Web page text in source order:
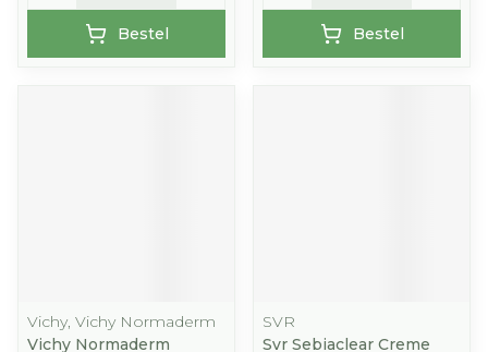
Bestel Bestel
Vichy, Vichy Normaderm
Vichy Normaderm
SVR
Svr Sebiaclear Creme